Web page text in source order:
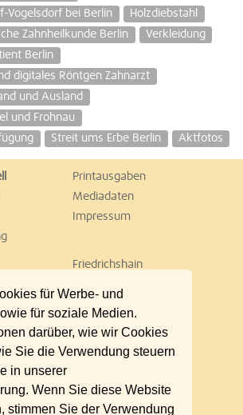
für Werbe- und
für soziale Medien.
darüber, wie wir Cookies
Sie die Verwendung steuern
in unserer
Wenn Sie diese Website
stimmen Sie der Verwendung
Vogelsdorf bei Berlin
Holzdiebstahl
Zahnheilkunde Berlin
Verkleidung
Berlin
digitales Röntgen Zahnarzt
und Ausland
und Frohnau
Streit ums Erbe Berlin Aktfotos
Printausgaben
Mediadaten
Impressum
Friedrichshain
Marzahn
Neukölln
Schöneberg
Steglitz